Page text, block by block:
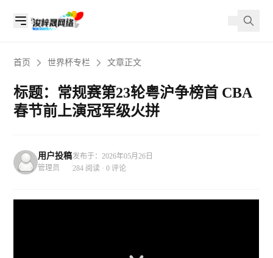
首页 世界杯专栏 文章正文
标题：常规赛第23轮粤沪争榜首 CBA
春节前上演冠军级火拼
用户投稿
管理员
发布于：2026年05月26日
284 阅读 · 0 评论